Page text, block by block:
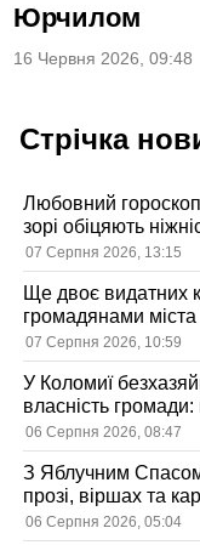
Юрчилом
16 Червня 2026, 09:48
Стрічка
Любовний
зорі обіцяють
07 Серпня 2026, 13:15
Ще двоє видатних
громадянами міста
07 Серпня 2026, 10:59
У Коломиї
власність
06 Серпня 2026, 08:47
З Яблучним
прозі, віршах та
06 Серпня 2026, 05:04